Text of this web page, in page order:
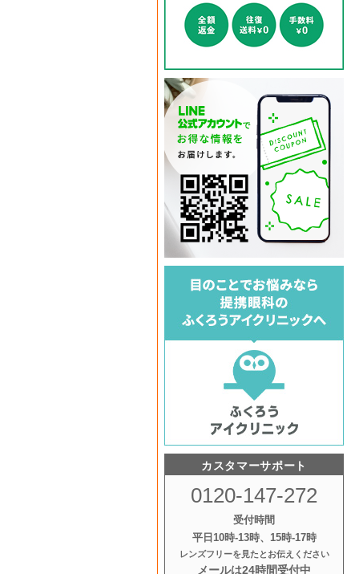
カスタマーサポート
0120-147-272
受付時間
平日10時‐13時、15時‐17時
レンズフリーを見たとお伝えください
メールは24時間受付中